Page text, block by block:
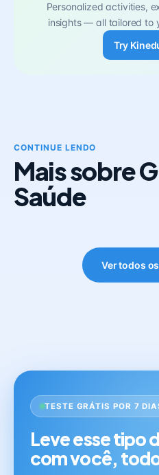
Personalized activities,
insights — all tailored to
Try
CONTINUE LENDO
Mais sobre
Saúde
Ver todos
TESTE GRÁTIS POR 7
Leve esse tipo
com você,